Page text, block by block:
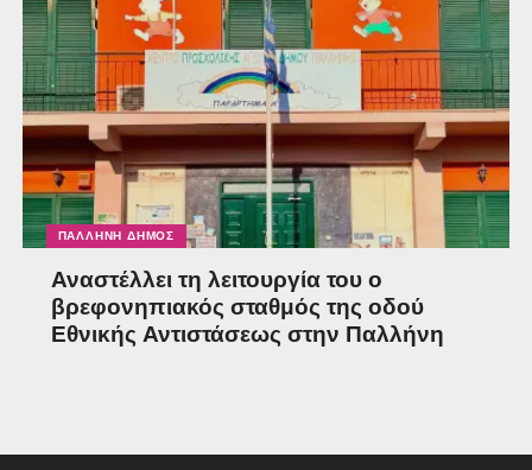
ΠΑΛΛΉΝΗ ΔΉΜΟΣ
Αναστέλλει τη λειτουργία του ο
βρεφονηπιακός σταθμός της οδού
Εθνικής Αντιστάσεως στην Παλλήνη